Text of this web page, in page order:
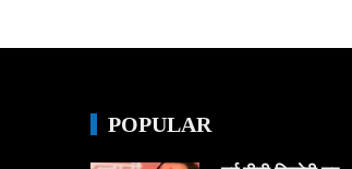
POPULAR